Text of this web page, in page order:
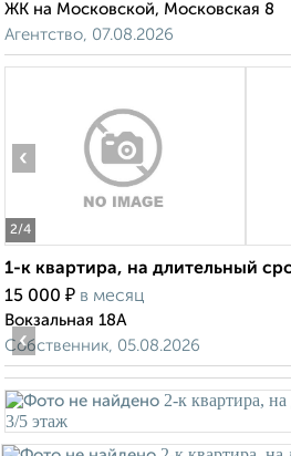
ЖК на Московской, Московская 8
Агентство, 07.08.2026
2/4
‹
1-к квартира, на длительный
15 000 ₽ в месяц
Вокзальная 18А
Собственник, 05.08.2026
‹